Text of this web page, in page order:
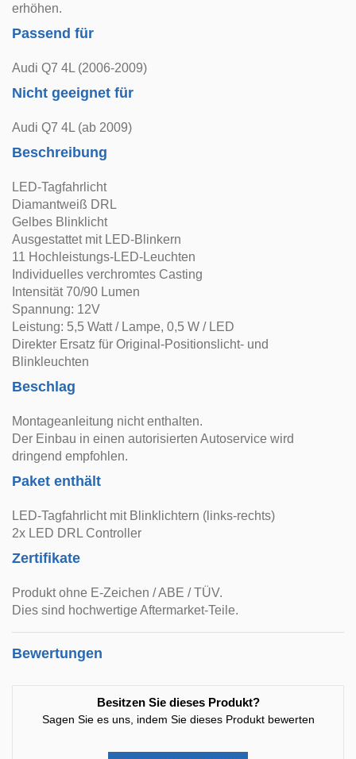
erhöhen.
Passend für
Audi Q7 4L (2006-2009)
Nicht geeignet für
Audi Q7 4L (ab 2009)
Beschreibung
LED-Tagfahrlicht
Diamantweiß DRL
Gelbes Blinklicht
Ausgestattet mit LED-Blinkern
11 Hochleistungs-LED-Leuchten
Individuelles verchromtes Casting
Intensität 70/90 Lumen
Spannung: 12V
Leistung: 5,5 Watt / Lampe, 0,5 W / LED
Direkter Ersatz für Original-Positionslicht- und
Blinkleuchten
Beschlag
Montageanleitung nicht enthalten.
Der Einbau in einen autorisierten Autoservice wird
dringend empfohlen.
Paket enthält
LED-Tagfahrlicht mit Blinklichtern (links-rechts)
2x LED DRL Controller
Zertifikate
Produkt ohne E-Zeichen / ABE / TÜV.
Dies sind hochwertige Aftermarket-Teile.
Bewertungen
Besitzen Sie dieses Produkt?
Sagen Sie es uns, indem Sie dieses Produkt bewerten